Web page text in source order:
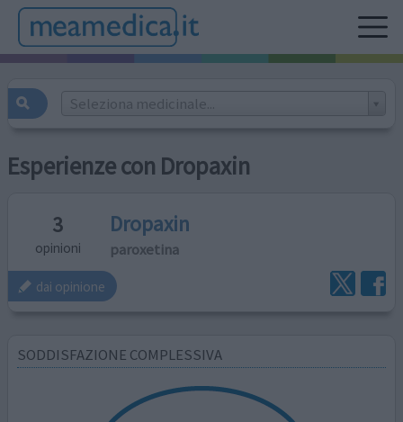
Seleziona medicinale...
Esperienze con Dropaxin
3
opinioni
Dropaxin
paroxetina
dai opinione
SODDISFAZIONE COMPLESSIVA